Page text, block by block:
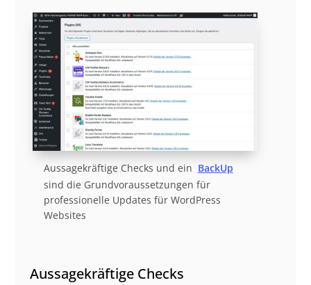
Aussagekräftige Checks und ein BackUp
sind die Grundvoraussetzungen für
professionelle Updates für WordPress
Websites
Aussagekräftige Checks